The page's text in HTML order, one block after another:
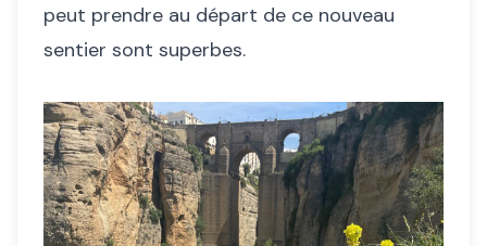
peut prendre au départ de ce nouveau
sentier sont superbes.